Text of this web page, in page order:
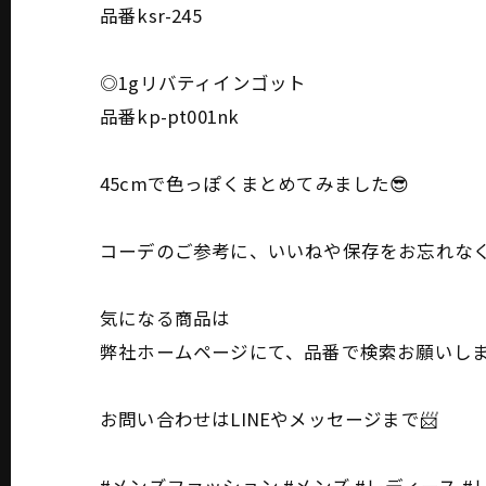
品番ksr-245
◎1gリバティインゴット
品番kp-pt001nk
45cmで色っぽくまとめてみました😎
コーデのご参考に、いいねや保存をお忘れな
気になる商品は
弊社ホームページにて、品番で検索お願いし
お問い合わせはLINEやメッセージまで📨